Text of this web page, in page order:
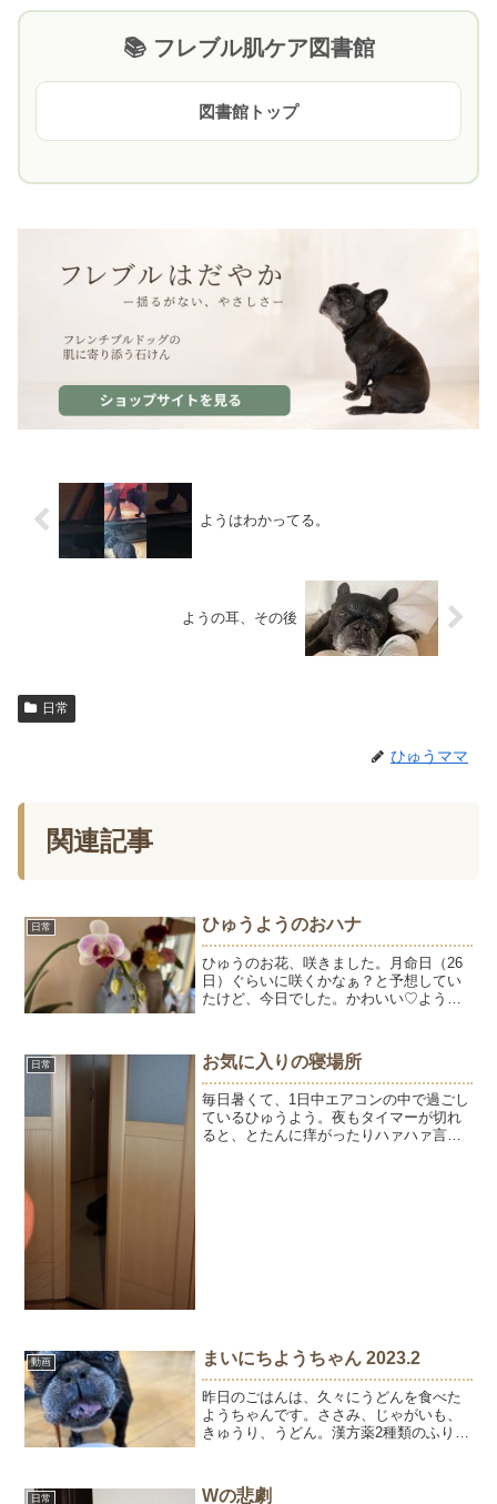
📚 フレブル肌ケア図書館
図書館トップ
ようはわかってる。
ようの耳、その後
日常
ひゅうママ
関連記事
日常 ひゅうようのおハナ
ひゅうのお花、咲きました。月命日（26
日）ぐらいに咲くかなぁ？と予想してい
たけど、今日でした。かわいい♡ようち
効き目がなくなっている感じです。あと1
週間飲み切ってその時...
日常 お気に入りの寝場所
毎日暑くて、1日中エアコンの中で過ごし
ているひゅうよう。夜もタイマーが切れ
ると、とたんに痒がったりハァハァ言い
動画 まいにちようちゃん 2023.2
昨日のごはんは、久々にうどんを食べた
ようちゃんです。ささみ、じゃがいも、
きゅうり、うどん。漢方薬2種類のふりか
ーできました。遡って作っているので、
日常 Wの悲劇